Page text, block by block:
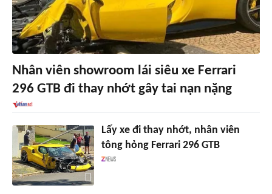
Nhân viên showroom lái siêu xe Ferrari
296 GTB đi thay nhớt gây tai nạn nặng
Lấy xe đi thay nhớt, nhân viên
tông hỏng Ferrari 296 GTB